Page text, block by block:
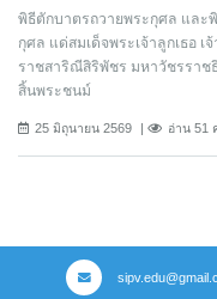
พิธีตักบาตรถวายพระกุศล แล
กุศล แด่สมเด็จพระเจ้าลูกเธอ
ราชสาริณีสิริพัชร มหาวัชรราช
สิ้นพระชนม์
25 มิถุนายน 2569 อ่าน 51